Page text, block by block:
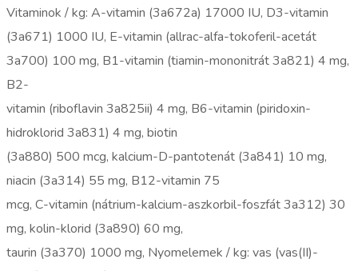
Vitaminok / kg: A-vitamin (3a672a) 17000 IU, D3-vitamin
(3a671) 1000 IU, E-vitamin (allrac-alfa-tokoferil-acetát
3a700) 100 mg, B1-vitamin (tiamin-mononitrát 3a821) 4 mg,
B2-
vitamin (riboflavin 3a825ii) 4 mg, B6-vitamin (piridoxin-
hidroklorid 3a831) 4 mg, biotin
(3a880) 500 mcg, kalcium-D-pantotenát (3a841) 10 mg,
niacin (3a314) 55 mg, B12-vitamin 75
mcg, C-vitamin (nátrium-kalcium-aszkorbil-foszfát 3a312) 30
mg, kolin-klorid (3a890) 60 mg,
taurin (3a370) 1000 mg, Nyomelemek / kg: vas (vas(II)-